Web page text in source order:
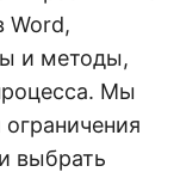
Word,
и методы,
Мы
выбрать